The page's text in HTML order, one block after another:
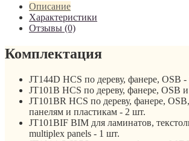
Описание
Характеристики
Отзывы (0)
Комплектация
JT144D HCS по дереву, фанере, OSB
JT101B HCS по дереву, фанере, OSB
JT101BR HCS по дереву, фанере,
панелям и пластикам - 2 шт.
JT101BIF BIM для ламинатов,
multiplex panels - 1 шт.